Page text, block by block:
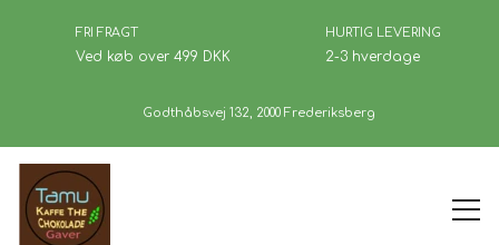
FRI FRAGT
Ved køb over 499 DKK
HURTIG LEVERING
2-3 hverdage
Godthåbsvej 132, 2000 Frederiksberg